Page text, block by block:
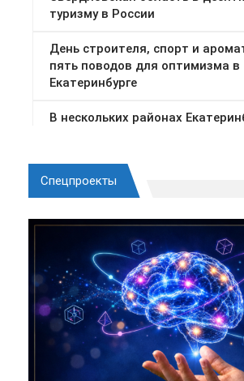
Спецпроекты